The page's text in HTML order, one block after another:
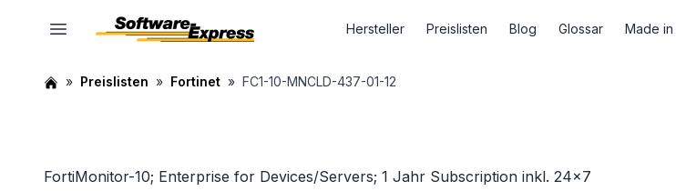
Hersteller Preislisten Blog Glossar Made in
Preislisten Fortinet FC1-10-MNCLD-437-01-12
FortiMonitor-10; Enterprise for Devices/Servers; 1 Jahr Subscription inkl. 24x7